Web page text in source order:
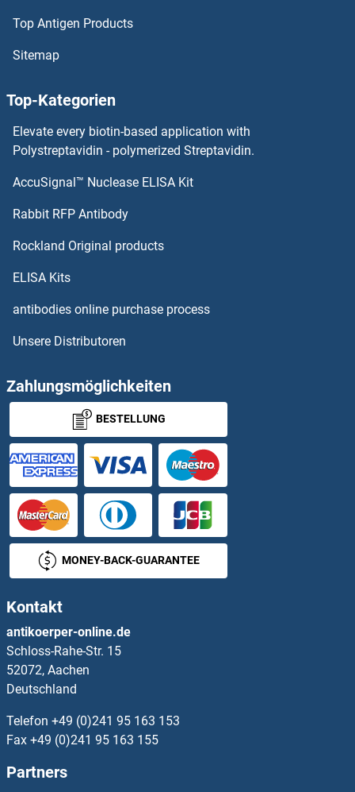
BLM ELISA Kits
Bladder Cancer Associated Protein ELISA Kits
BIRC6 ELISA Kits
BIRC3 ELISA Kits
BMP8B ELISA Kits
BMPER ELISA Kits
BMPR1B ELISA Kits
BMPR2 ELISA Kits
BMX ELISA Kits
BNIP3L/NIX ELISA Kits
BNIPL ELISA Kits
BNP ELISA Kits
BOC ELISA Kits
BOD1 ELISA Kits
BOK ELISA Kits
Bone Morphogenetic Protein Receptor 1A ELISA Kits
BORA ELISA Kits
Top Antigen Products
Sitemap
Top-Kategorien
Elevate every biotin-based application with
Polystreptavidin - polymerized Streptavidin.
AccuSignal™ Nuclease ELISA Kit
Rabbit RFP Antibody
Rockland Original products
ELISA Kits
antibodies online purchase process
Unsere Distributoren
Zahlungsmöglichkeiten
BESTELLUNG
MONEY-BACK-GUARANTEE
Kontakt
antikoerper-online.de
Schloss-Rahe-Str. 15
52072, Aachen
Deutschland
Telefon +49 (0)241 95 163 153
Fax +49 (0)241 95 163 155
Partners